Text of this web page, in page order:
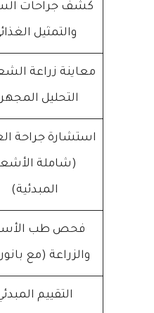
كشف جراحات
والتمثيل
معاينة زراعة
التحليل
استشارة جراحة
(شاملة
المبدئية)
فحص طب
والزراعة (مع
التقييم